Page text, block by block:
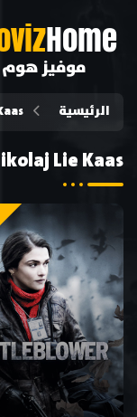
Home
موفيز هوم
الرئيسية
Lie Kaas